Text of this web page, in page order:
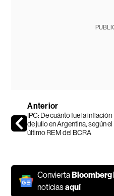
Anterior
IPC: De cuánto fue la inflación
de julio en Argentina, según el
último REM del BCRA
ConviertaBloomberg
noticiasaquí